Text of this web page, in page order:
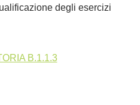
degli esercizi
B.1.1.3